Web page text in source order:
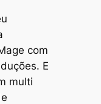
com
E
multi